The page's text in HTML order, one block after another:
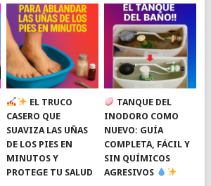
EL TRUCO
CASERO QUE
SUAVIZA LAS UÑAS
DE LOS PIES EN
MINUTOS Y
PROTEGE TU SALUD
TANQUE DEL
INODORO COMO
NUEVO: GUÍA
COMPLETA, FÁCIL Y
SIN QUÍMICOS
AGRESIVOS